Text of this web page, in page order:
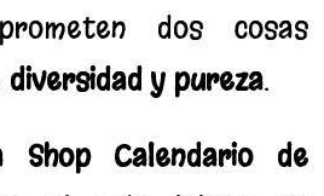
dos cosas
diversidad y pureza.
Shop Calendario de